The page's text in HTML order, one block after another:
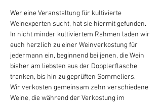
Wer eine Veranstaltung für kultivierte
Weinexperten sucht, hat sie hiermit gefunden.
In nicht minder kultiviertem Rahmen laden wir
euch herzlich zu einer Weinverkostung für
jedermann ein, beginnend bei jenen, die Wein
bisher am liebsten aus der Dopplerflasche
tranken, bis hin zu geprüften Sommeliers.
Wir verkosten gemeinsam zehn verschiedene
Weine, die während der Verkostung im